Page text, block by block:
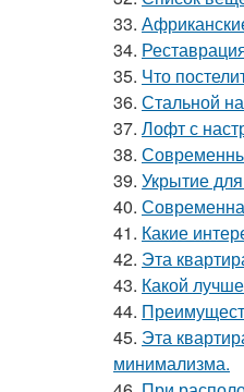
33.
34.
35. Что
36. Стальной
37. Лофт с
38.
39. Укрытие
40.
41. Какие
42. Эта
43. Какой
44.
45. Эта
минимализма.